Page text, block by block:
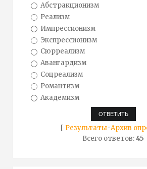
Абстракционизм
Реализм
Импрессионизм
Экспрессионизм
Сюрреализм
Авангардизм
Соцреализм
Романтизм
Академизм
[ Результаты·Архив
Всего ответов:45